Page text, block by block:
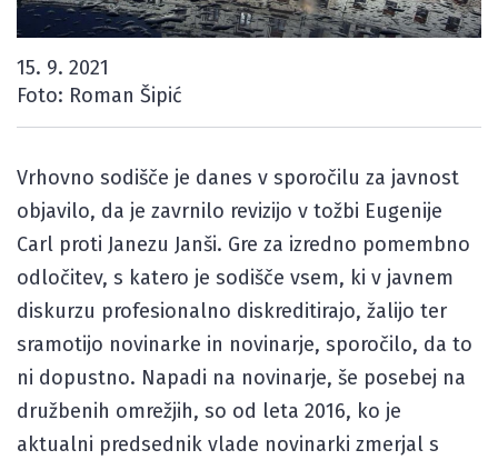
15. 9. 2021
Foto: Roman Šipić
Vrhovno sodišče je danes v sporočilu za javnost
objavilo, da je zavrnilo revizijo v tožbi Eugenije
Carl proti Janezu Janši. Gre za izredno pomembno
odločitev, s katero je sodišče vsem, ki v javnem
diskurzu profesionalno diskreditirajo, žalijo ter
sramotijo novinarke in novinarje, sporočilo, da to
ni dopustno. Napadi na novinarje, še posebej na
družbenih omrežjih, so od leta 2016, ko je
aktualni predsednik vlade novinarki zmerjal s